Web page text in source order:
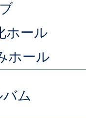
ホール
ホール
ム